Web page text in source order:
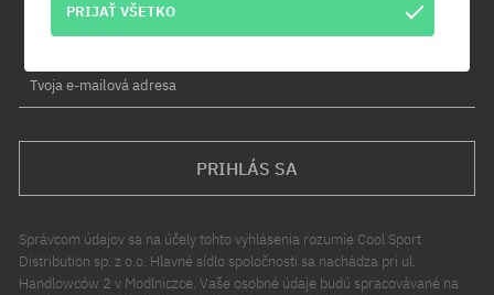
Navyše získaš zľavový kód -5 % na celú objednávku!
Tvoja e-mailová adresa
PRIHLÁS SA
Správcom údajov sa na účely tohto vyhlásenia rozumie Cool Sport
Distribution sp. z o.o. Hlavné sídlo spoločnosti sa nachádza pri ul.
Handlowców 2 v Modlniczce. Vaše osobné údaje budú spracovávané na
PRIJAŤ VŠETKO